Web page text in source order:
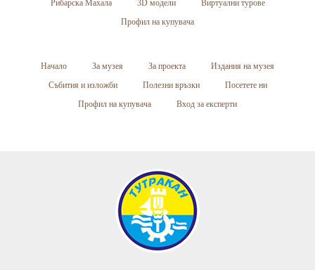
Рибарска Махала
3D модели
Виртуални турове
Профил на купувача
Начало За музея За проекта
Издания на музея
Събития и изложби
Полезни връзки
Посетете ни
Профил на купувача
Вход за експерти